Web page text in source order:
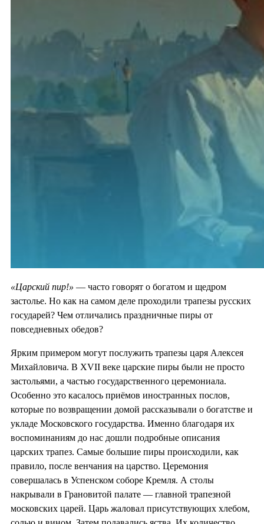
«Царский пир!» — часто говорят о богатом и щедром
застолье. Но как на самом деле проходили трапезы русских
государей? Чем отличались праздничные пиры от
повседневных обедов?
Ярким примером могут послужить трапезы царя Алексея
Михайловича. В XVII веке царские пиры были не просто
застольями, а частью государственного церемониала.
Особенно это касалось приёмов иностранных послов,
которые по возвращении домой рассказывали о богатстве и
укладе Московского государства. Именно благодаря их
воспоминаниям до нас дошли подробные описания
царских трапез. Самые большие пиры происходили, как
правило, после венчания на царство. Церемония
совершалась в Успенском соборе Кремля. А столы
накрывали в Грановитой палате — главной трапезной
московских царей. Царь жаловал присутствующих хлебом,